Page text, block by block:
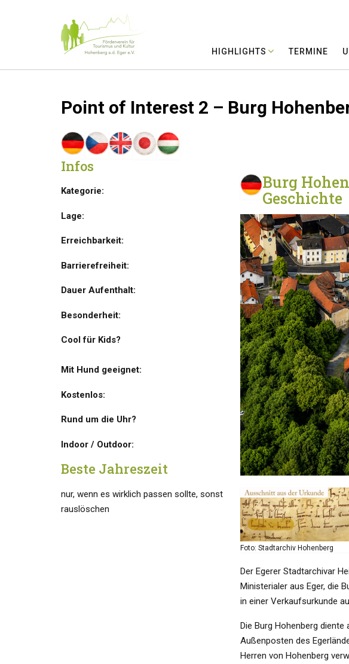
HIGHLIGHTS TERMINE
Point of Interest 2 – Burg
Infos
Kategorie:
Lage:
Erreichbarkeit:
Barrierefreiheit:
Dauer Aufenthalt:
Besonderheit:
Cool für Kids?
Mit Hund geeignet:
Kostenlos:
Rund um die Uhr?
Indoor / Outdoor:
Beste Jahreszeit
nur, wenn es wirklich passen sollte, sonst
rauslöschen
Burg
Geschichte
Foto: Stadtarchiv Hohenberg
Der Egerer Stadtarchivar
Ministerialer aus Eger, die
in einer Verkaufsurkunde
Die Burg Hohenberg diente
Außenposten des
Herren von Hohenberg